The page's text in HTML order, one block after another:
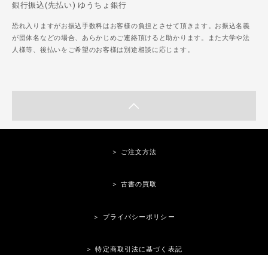
銀行振込(先払い) ゆうちょ銀行
恐れ入りますがお振込手数料はお客様の負担とさせて頂きます。お振込名義
が団体名などの場合、あらかじめご連絡頂けると助かります。また大学や法
人様等、後払いをご希望のお客様は別途相談に応じます。
＞ ご注文方法
＞ 古書の買取
＞ プライバシーポリシー
＞ 特定商取引法に基づく表記